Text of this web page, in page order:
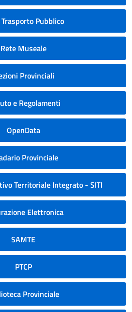
Pubblico
Rete Museale
Provinciali
e Regolamenti
OpenData
Provinciale
Territoriale Integrato - SITI
Elettronica
SAMTE
PTCP
Provinciale